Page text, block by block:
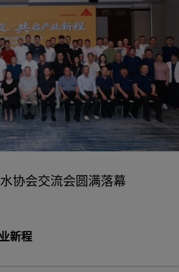
协会交流会圆满落幕
新程